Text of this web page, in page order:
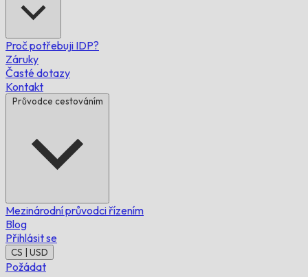
Proč potřebuji IDP?
Záruky
Časté dotazy
Kontakt
Průvodce cestováním
Mezinárodní průvodci řízením
Blog
Přihlásit se
CS | USD
Požádat